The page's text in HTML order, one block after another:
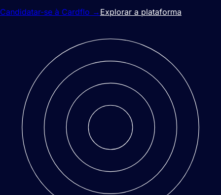
Candidatar-se à Cardflo → Explorar a plataforma